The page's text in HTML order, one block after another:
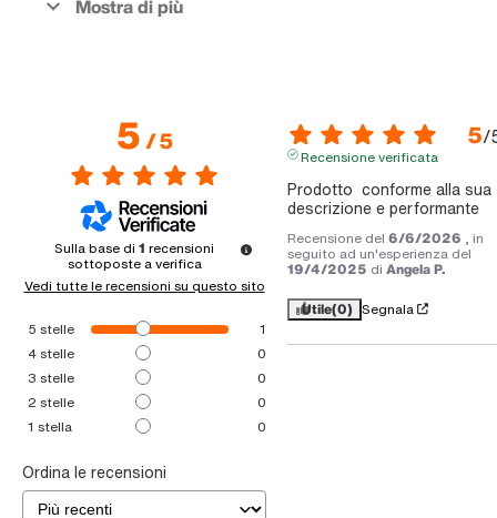
5/5
Sulla base di 1 recensioni
sottoposte a verifica
Vedi tutte le recensioni su questo sito
5 stelle
1
4stelle
0
3 stelle
0
2 stelle
0
1 stella 0
Ordina le recensioni
5/
Recensione verificata
Prodotto  conforme alla sua
descrizione e performante
Recensione del 6/6/2026 , in
seguito ad un'esperienza del
19/4/2025 di Angela P.
Utile(0) Segnala